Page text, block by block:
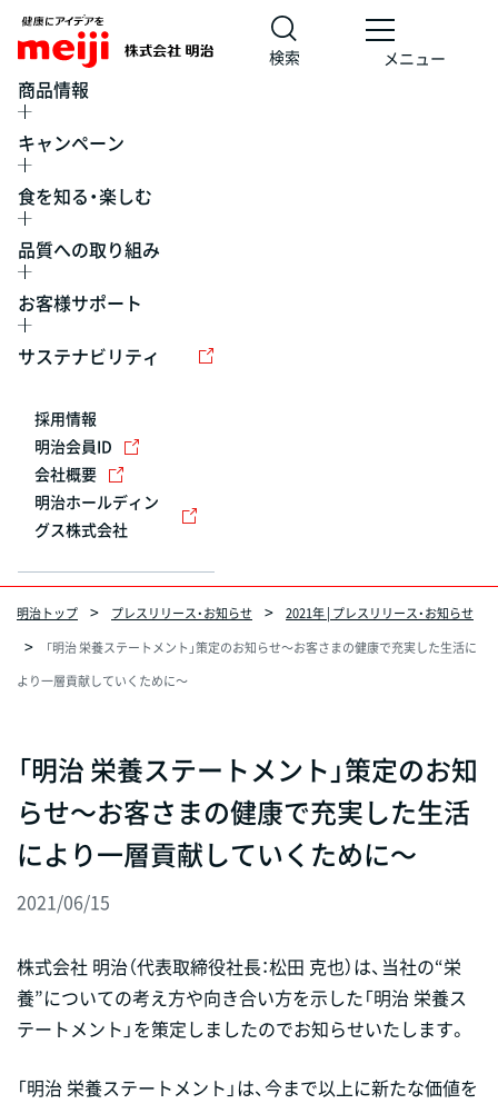
検索 メニュー
商品情報
キャンペーン
食を知る・楽しむ
品質への取り組み
お客様サポート
サステナビリティ
採用情報
明治会員ID
会社概要
明治ホールディン
グス株式会社
明治トップ プレスリリース・お知らせ
2021年 | プレスリリース・お知らせ
「明治 栄養ステートメント」策定のお知らせ～お客さまの健康で充実した生活に
より一層貢献していくために～
「明治 栄養ステートメント」策定のお知
らせ～お客さまの健康で充実した生活
により一層貢献していくために～
2021/06/15
株式会社 明治（代表取締役社長：松田 克也）は、当社の“栄
養”についての考え方や向き合い方を示した「明治 栄養ス
テートメント」を策定しましたのでお知らせいたします。
「明治 栄養ステートメント」は、今まで以上に新たな価値を